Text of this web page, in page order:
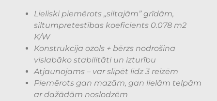
Lieliski piemērots „siltajām” grīdām,
siltumpretestības koeficients 0.078 m2
K/W
Konstrukcija ozols + bērzs nodrošina
vislabāko stabilitāti un izturību
Atjaunojams – var slīpēt līdz 3 reizēm
Piemērots gan mazām, gan lielām telpām
ar dažādām noslodzēm